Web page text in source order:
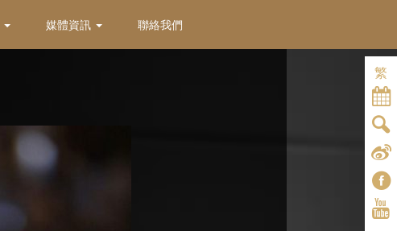
媒體資訊 聯絡我們
繁